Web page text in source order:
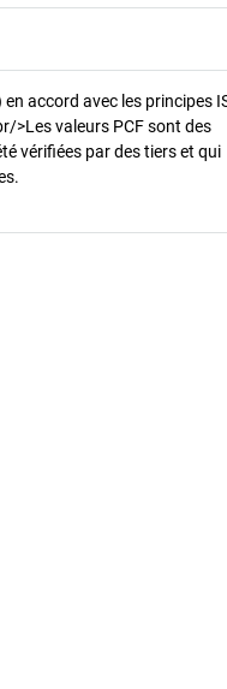
accord avec les principes
>Les valeurs PCF sont des
vérifiées par des tiers et qui